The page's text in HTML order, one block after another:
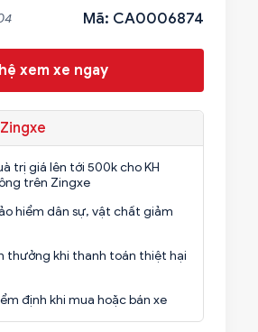
Mã: CA0006874
xem xe ngay
Zingxe
trị giá lên tới 500k cho KH
trên Zingxe
hiểm dân sự, vật chất giảm
thưởng khi thanh toán thiệt hại
định khi mua hoặc bán xe